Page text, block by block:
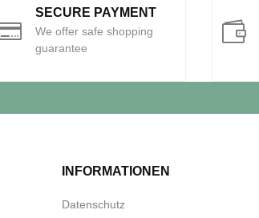
SECURE PAYMENT
We offer safe shopping
guarantee

INFORMATIONEN
Datenschutz